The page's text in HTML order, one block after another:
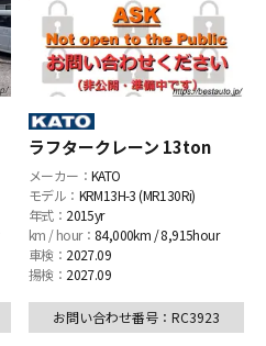
ラフタークレーン 13ton
メーカー： KATO
モデル： KRM13H-3 (MR130Ri)
年式： 2015yr
km / hour： 84,000km / 8,915hour
車検： 2027.09
揚検： 2027.09
お問い合わせ番号：RC3923